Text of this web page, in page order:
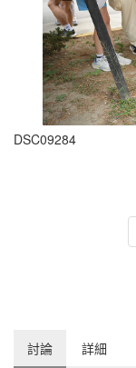
DSC09284
討論 詳細